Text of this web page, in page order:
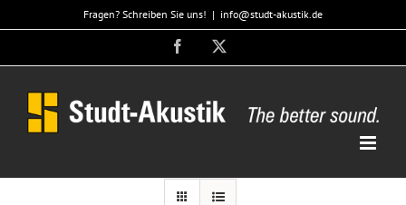
Inhalt
Fragen? Schreiben Sie uns! | info@studt-akustik.de
Facebook